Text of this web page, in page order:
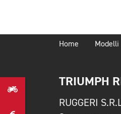
Home Modelli
TRIUMPH
RUGGERI